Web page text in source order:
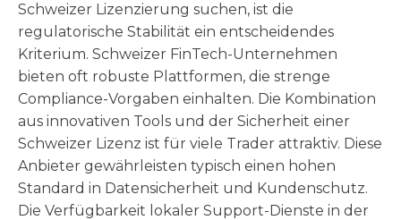
Schweizer Lizenzierung suchen, ist die
regulatorische Stabilität ein entscheidendes
Kriterium. Schweizer FinTech-Unternehmen
bieten oft robuste Plattformen, die strenge
Compliance-Vorgaben einhalten. Die Kombination
aus innovativen Tools und der Sicherheit einer
Schweizer Lizenz ist für viele Trader attraktiv. Diese
Anbieter gewährleisten typisch einen hohen
Standard in Datensicherheit und Kundenschutz.
Die Verfügbarkeit lokaler Support-Dienste in der